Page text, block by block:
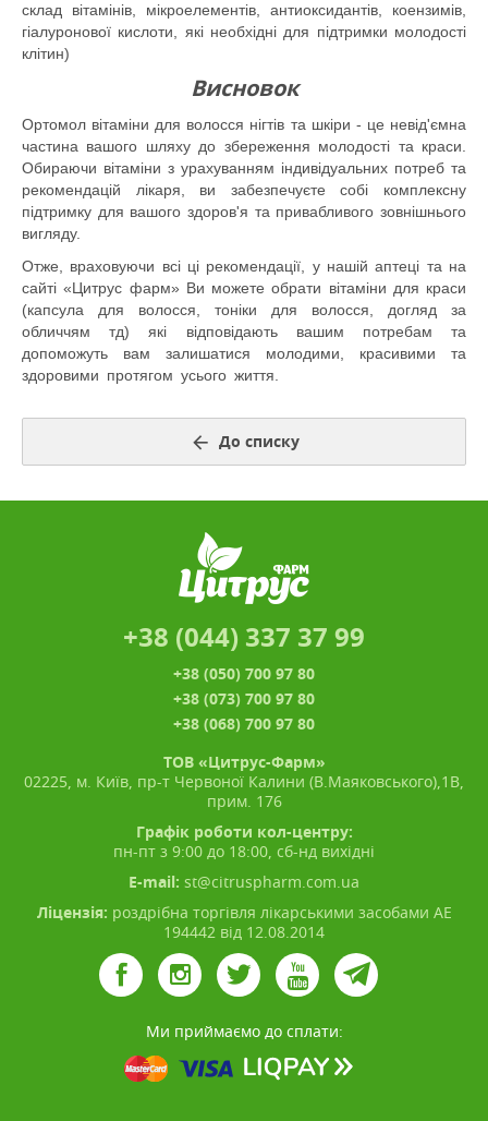
склад вітамінів, мікроелементів, антиоксидантів, коензимів,
гіалуронової кислоти, які необхідні для підтримки молодості
клітин)
Висновок
Ортомол вітаміни для волосся нігтів та шкіри - це невід'ємна
частина вашого шляху до збереження молодості та краси.
Обираючи вітаміни з урахуванням індивідуальних потреб та
рекомендацій лікаря, ви забезпечуєте собі комплексну
підтримку для вашого здоров'я та привабливого зовнішнього
вигляду.
Отже, враховуючи всі ці рекомендації, у нашій аптеці та на
сайті «Цитрус фарм» Ви можете обрати вітаміни для краси
(капсула для волосся, тоніки для волосся, догляд за
обличчям тд) які відповідають вашим потребам та
допоможуть вам залишатися молодими, красивими та
здоровими протягом усього життя.
До списку
+38 (044) 337 37 99
+38 (050) 700 97 80
+38 (073) 700 97 80
+38 (068) 700 97 80
ТОВ «Цитрус-Фарм»
02225, м. Київ, пр-т Червоної Калини (В.Маяковського),1В,
прим. 176
Графік роботи кол-центру:
пн-пт з 9:00 до 18:00, сб-нд вихідні
E-mail: st@citruspharm.com.ua
Ліцензія: роздрібна торгівля лікарськими засобами АЕ
194442 від 12.08.2014
Ми приймаємо до сплати: